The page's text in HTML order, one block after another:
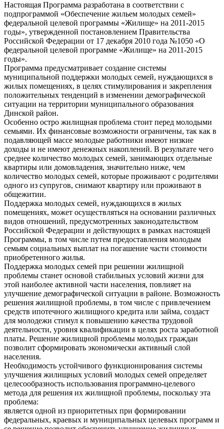
Настоящая Программа разработана в соответствии с
подпрограммой «Обеспечение жильем молодых семей»
федеральной целевой программы «Жилище» на 2011-2015
годы», утвержденной постановлением Правительства
Российской Федерации от 17 декабря 2010 года №1050 «О
федеральной целевой программе «Жилище» на 2011-2015
годы».
Программа предусматривает создание системы
муниципальной поддержки молодых семей, нуждающихся в
жилых помещениях, в целях стимулирования и закрепления
положительных тенденций в изменении демографической
ситуации на территории муниципального образования
Динской район.
Особенно остро жилищная проблема стоит перед молодыми
семьями. Их финансовые возможности ограничены, так как в
подавляющей массе молодые работники имеют низкие
доходы и не имеют денежных накоплений. В результате чего
среднее количество молодых семей, занимающих отдельные
квартиры или домовладения, значительно ниже, чем
количество молодых семей, которые проживают с родителями
одного из супругов, снимают квартиру или проживают в
общежитии.
Поддержка молодых семей, нуждающихся в жилых
помещениях, может осуществляться на основании различных
видов отношений, предусмотренных законодательством
Российской Федерации и действующих в рамках настоящей
Программы, в том числе путем предоставления молодым
семьям социальных выплат на погашение части стоимости
приобретенного жилья.
Поддержка молодых семей при решении жилищной
проблемы станет основой стабильных условий жизни для
этой наиболее активной части населения, повлияет на
улучшение демографической ситуации в районе. Возможность
решения жилищной проблемы, в том числе с привлечением
средств ипотечного жилищного кредита или займа, создаст
для молодежи стимул к повышению качества трудовой
деятельности, уровня квалификации в целях роста заработной
платы. Решение жилищной проблемы молодых граждан
позволит сформировать экономически активный слой
населения.
Необходимость устойчивого функционирования системы
улучшения жилищных условий молодых семей определяет
целесообразность использования программно-целевого
метода для решения их жилищной проблемы, поскольку эта
проблема:
является одной из приоритетных при формировании
федеральных, краевых и муниципальных целевых программ и